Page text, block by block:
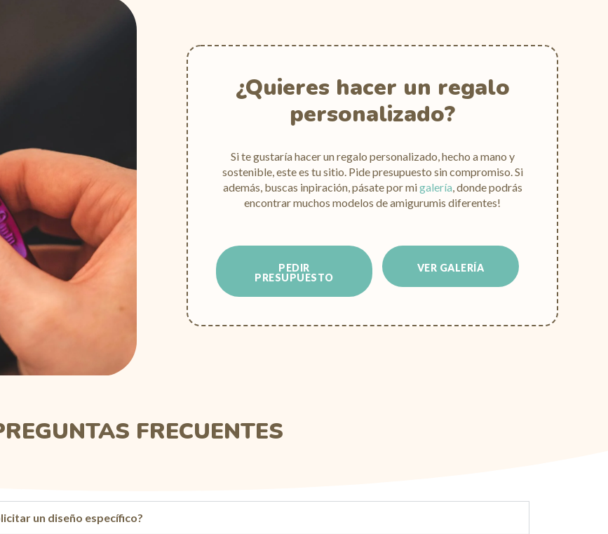
¿Quieres hacer un regalo
personalizado?
Si te gustaría hacer un regalo personalizado, hecho a mano y
sostenible, este es tu sitio. Pide presupuesto sin compromiso. Si
además, buscas inpiración, pásate por migalería, donde podrás
encontrar muchos modelos de amigurumis diferentes!
PEDIR
PRESUPUESTO
VER GALERÍA
FRECUENTES
un diseño específico?